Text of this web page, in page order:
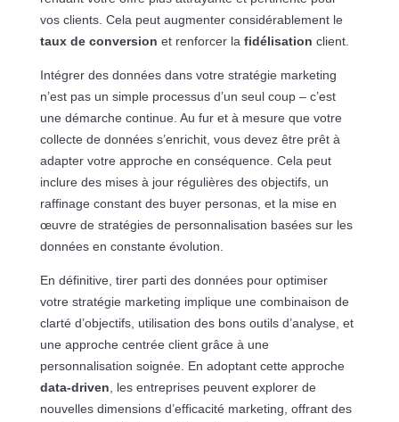
vos clients. Cela peut augmenter considérablement le
taux de conversion et renforcer la fidélisation client.
Intégrer des données dans votre stratégie marketing
n’est pas un simple processus d’un seul coup – c’est
une démarche continue. Au fur et à mesure que votre
collecte de données s’enrichit, vous devez être prêt à
adapter votre approche en conséquence. Cela peut
inclure des mises à jour régulières des objectifs, un
raffinage constant des buyer personas, et la mise en
œuvre de stratégies de personnalisation basées sur les
données en constante évolution.
En définitive, tirer parti des données pour optimiser
votre stratégie marketing implique une combinaison de
clarté d’objectifs, utilisation des bons outils d’analyse, et
une approche centrée client grâce à une
personnalisation soignée. En adoptant cette approche
data-driven , les entreprises peuvent explorer de
nouvelles dimensions d’efficacité marketing, offrant des